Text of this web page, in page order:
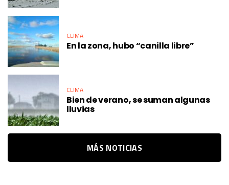
CLIMA
En la zona, hubo “canilla libre”
CLIMA
Bien de verano, se suman algunas
lluvias
MÁS NOTICIAS